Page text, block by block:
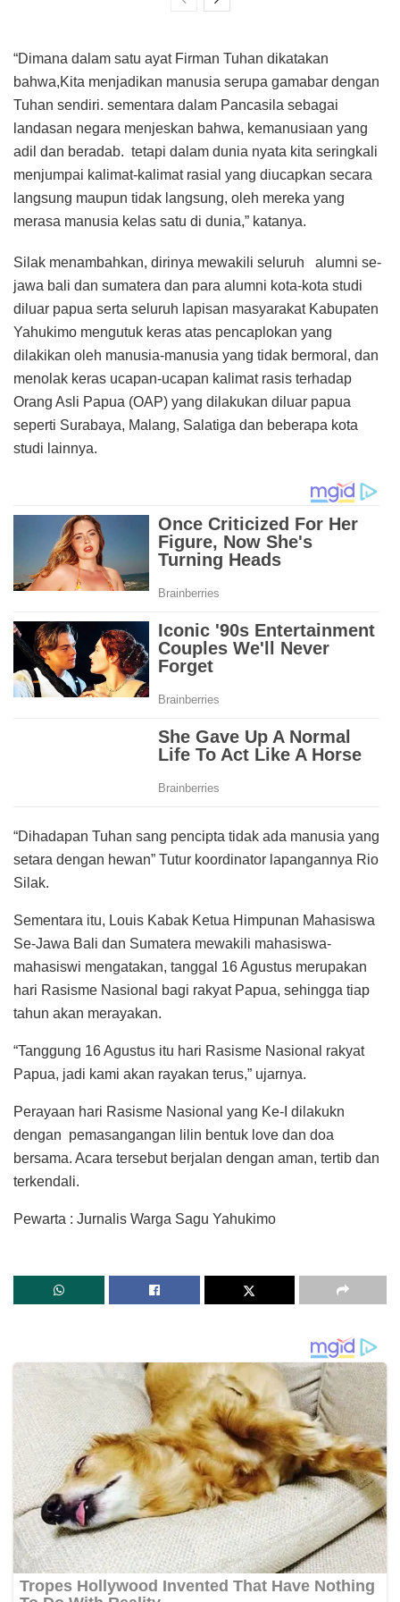
“Dimana dalam satu ayat Firman Tuhan dikatakan
bahwa,Kita menjadikan manusia serupa gamabar dengan
Tuhan sendiri. sementara dalam Pancasila sebagai
landasan negara menjeskan bahwa, kemanusiaan yang
adil dan beradab. tetapi dalam dunia nyata kita seringkali
menjumpai kalimat-kalimat rasial yang diucapkan secara
langsung maupun tidak langsung, oleh mereka yang
merasa manusia kelas satu di dunia,” katanya.
Silak menambahkan, dirinya mewakili seluruh alumni se-
jawa bali dan sumatera dan para alumni kota-kota studi
diluar papua serta seluruh lapisan masyarakat Kabupaten
Yahukimo mengutuk keras atas pencaplokan yang
dilakikan oleh manusia-manusia yang tidak bermoral, dan
menolak keras ucapan-ucapan kalimat rasis terhadap
Orang Asli Papua (OAP) yang dilakukan diluar papua
seperti Surabaya, Malang, Salatiga dan beberapa kota
studi lainnya.
“Dihadapan Tuhan sang pencipta tidak ada manusia yang
setara dengan hewan” Tutur koordinator lapangannya Rio
Silak.
Sementara itu, Louis Kabak Ketua Himpunan Mahasiswa
Se-Jawa Bali dan Sumatera mewakili mahasiswa-
mahasiswi mengatakan, tanggal 16 Agustus merupakan
hari Rasisme Nasional bagi rakyat Papua, sehingga tiap
tahun akan merayakan.
“Tanggung 16 Agustus itu hari Rasisme Nasional rakyat
Papua, jadi kami akan rayakan terus,” ujarnya.
Perayaan hari Rasisme Nasional yang Ke-I dilakukn
dengan pemasangangan lilin bentuk love dan doa
bersama. Acara tersebut berjalan dengan aman, tertib dan
terkendali.
Pewarta : Jurnalis Warga Sagu Yahukimo